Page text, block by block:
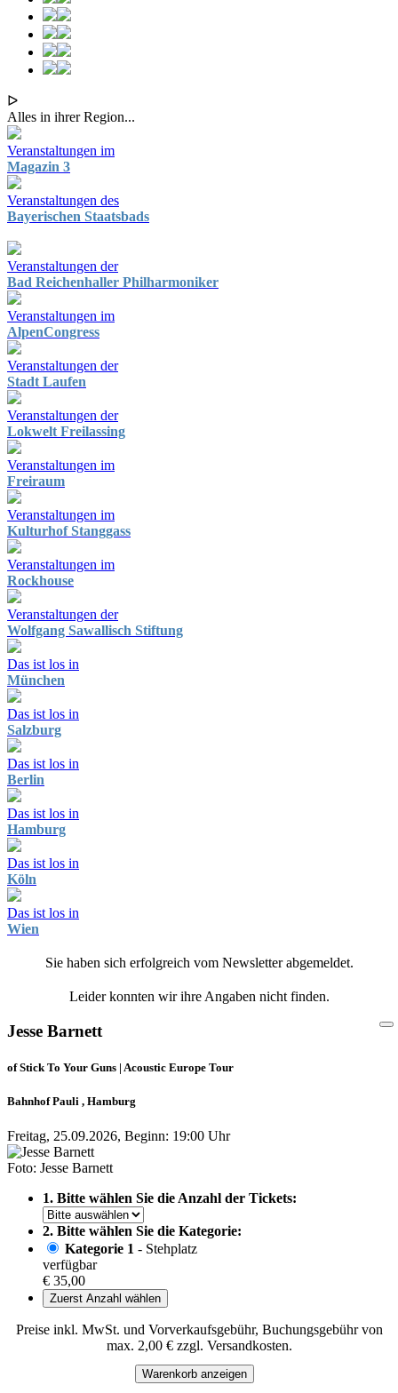
ᐅ
Alles in ihrer Region...
Veranstaltungen im
Magazin 3
Veranstaltungen des
Bayerischen Staatsbads
Veranstaltungen der
Bad Reichenhaller Philharmoniker
Veranstaltungen im
AlpenCongress
Veranstaltungen der
Stadt Laufen
Veranstaltungen der
Lokwelt Freilassing
Veranstaltungen im
Freiraum
Veranstaltungen im
Kulturhof Stanggass
Veranstaltungen im
Rockhouse
Veranstaltungen der
Wolfgang Sawallisch Stiftung
Das ist los in
München
Das ist los in
Salzburg
Das ist los in
Berlin
Das ist los in
Hamburg
Das ist los in
Köln
Das ist los in
Wien
Sie haben sich erfolgreich vom Newsletter abgemeldet.
Leider konnten wir ihre Angaben nicht finden.
Jesse Barnett
of Stick To Your Guns | Acoustic Europe Tour
Bahnhof Pauli , Hamburg
Freitag, 25.09.2026, Beginn: 19:00 Uhr
Foto: Jesse Barnett
1. Bitte wählen Sie die Anzahl der Tickets:
2. Bitte wählen Sie die Kategorie:
Kategorie 1 - Stehplatz
verfügbar
€ 35,00
Zuerst Anzahl wählen
Preise inkl. MwSt. und Vorverkaufsgebühr, Buchungsgebühr von
max. 2,00 € zzgl. Versandkosten.
Warenkorb anzeigen